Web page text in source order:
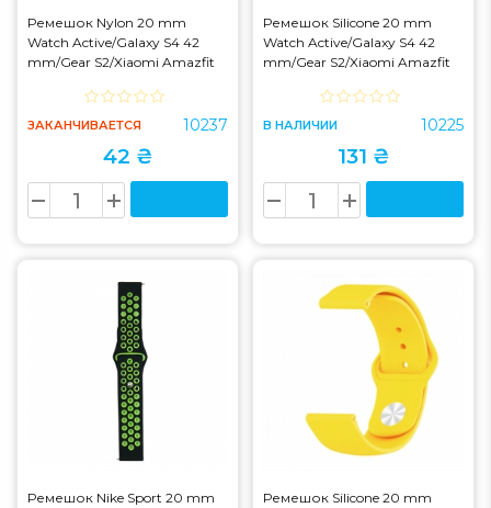
Ремешок Nylon 20 mm
Watch Active/Galaxy S4 42
mm/Gear S2/Xiaomi Amazfit
ЗАКАНЧИВАЕТСЯ 10237
42 ₴
Ремешок Silicone 20 mm
Watch Active/Galaxy S4 42
mm/Gear S2/Xiaomi Amazfit
В НАЛИЧИИ 10225
131 ₴
Ремешок Nike Sport 20 mm
Ремешок Silicone 20 mm